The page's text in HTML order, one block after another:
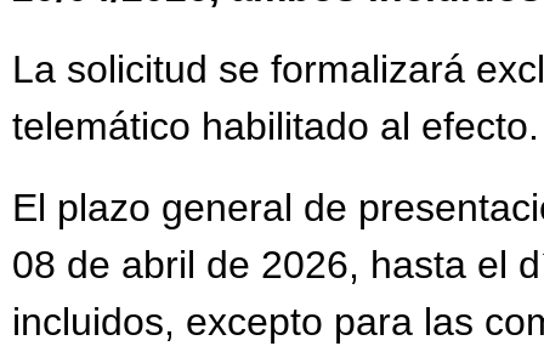
La solicitud se formalizará
telemático habilitado al efecto.
El plazo general de
08 de abril de 2026, hasta el
incluidos, excepto para las